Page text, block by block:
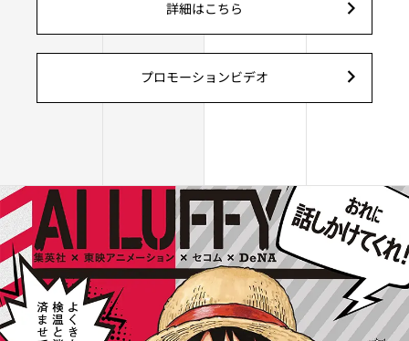
詳細はこちら
プロモーションビデオ